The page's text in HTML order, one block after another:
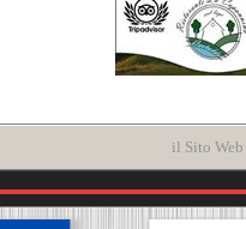
il Sito Web